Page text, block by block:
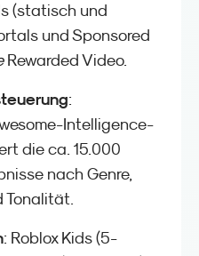
(statisch und
und Sponsored
Rewarded Video.
:
Intelligence-
die ca. 15.000
nach Genre,
Tonalität.
: Roblox Kids (5-